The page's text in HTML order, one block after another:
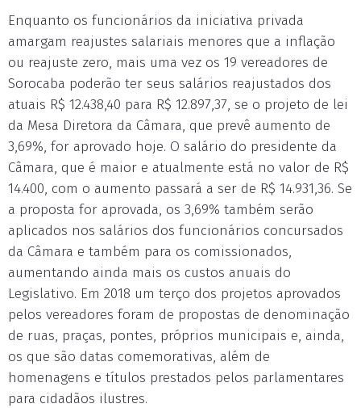
Enquanto os funcionários da iniciativa privada
amargam reajustes salariais menores que a inflação
ou reajuste zero, mais uma vez os 19 vereadores de
Sorocaba poderão ter seus salários reajustados dos
atuais R$ 12.438,40 para R$ 12.897,37, se o projeto de lei
da Mesa Diretora da Câmara, que prevê aumento de
3,69%, for aprovado hoje. O salário do presidente da
Câmara, que é maior e atualmente está no valor de R$
14.400, com o aumento passará a ser de R$ 14.931,36. Se
a proposta for aprovada, os 3,69% também serão
aplicados nos salários dos funcionários concursados
da Câmara e também para os comissionados,
aumentando ainda mais os custos anuais do
Legislativo. Em 2018 um terço dos projetos aprovados
pelos vereadores foram de propostas de denominação
de ruas, praças, pontes, próprios municipais e, ainda,
os que são datas comemorativas, além de
homenagens e títulos prestados pelos parlamentares
para cidadãos ilustres.